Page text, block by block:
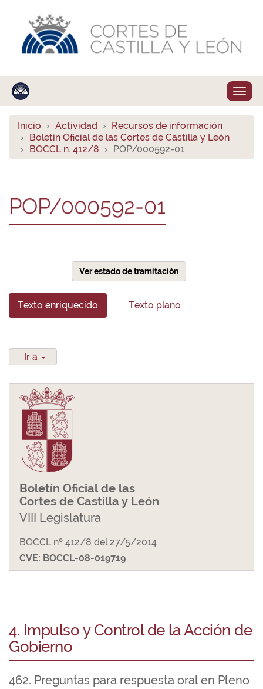
Inicio Actividad
Recursos de información
Boletín Oficial de las Cortes de Castilla y León
BOCCL n. 412/8
POP/000592-01
POP/000592-01
Ver estado de tramitación
Texto enriquecido Texto plano
Ir a
Boletín Oficial de las
Cortes de Castilla y León
VIII Legislatura
BOCCL nº 412/8 del 27/5/2014
CVE: BOCCL-08-019719
4. Impulso y Control de la Acción de
Gobierno
462. Preguntas para respuesta oral en Pleno